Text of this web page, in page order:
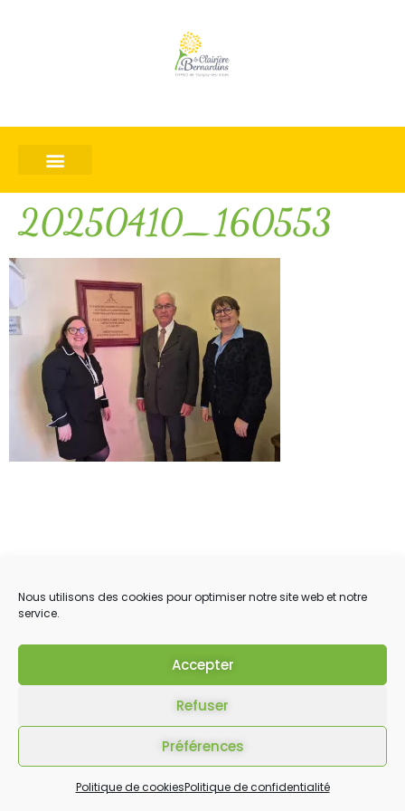
Nous utilisons des cookies pour optimiser notre site web et notre
service.
Accepter
Refuser
Préférences
Politique de cookiesPolitique de confidentialité
20250410_160553